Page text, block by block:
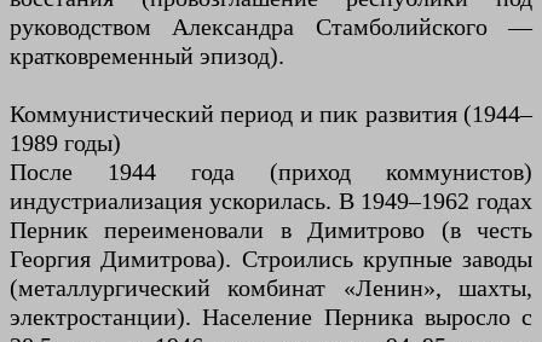
руководством Александра Стамболийского —
кратковременный эпизод).
Коммунистический период и пик развития (1944–
1989 годы)
После 1944 года (приход коммунистов)
индустриализация ускорилась. В 1949–1962 годах
Перник переименовали в Димитрово (в честь
Георгия Димитрова). Строились крупные заводы
(металлургический комбинат «Ленин», шахты,
электростанции). Население Перника выросло с